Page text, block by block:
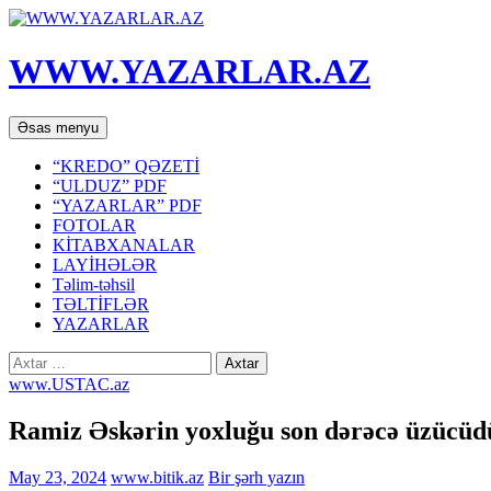
WWW.YAZARLAR.AZ
Axtar
Əsas menyu Mühtəviyyata
keç
“KREDO” QƏZETİ
“ULDUZ” PDF
“YAZARLAR” PDF
FOTOLAR
KİTABXANALAR
LAYİHƏLƏR
Təlim-təhsil
TƏLTİFLƏR
YAZARLAR
Axtarış:
www.USTAC.az
Ramiz Əskərin yoxluğu son dərəcə
May 23, 2024 www.bitik.az Bir şərh yazın